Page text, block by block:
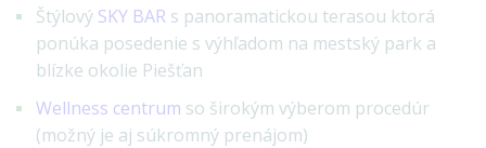
Štýlový SKY BAR s panoramatickou terasou ktorá
ponúka posedenie s výhľadom na mestský park a
blízke okolie Piešťan
Wellness centrum so širokým výberom procedúr
(možný je aj súkromný prenájom)